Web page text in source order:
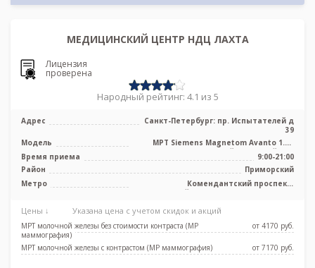
МЕДИЦИНСКИЙ ЦЕНТР НДЦ ЛАХТА
Лицензия
проверена
Народный рейтинг: 4.1 из 5
Адрес
Санкт-Петербург: пр. Испытателей д
39
Модель
МРТ Siemens Magnetom Avanto 1.5T
высокопольный закрытый тип
Время приема
9:00-21:00
Район
Приморский
Метро
Комендантский проспект,
Крестовский остров, Старая Деревня,
Цены ↓ Указана цена с учетом скидок и акций
МРТ молочной железы без стоимости контраста (МР
маммография)
от 4170 pуб.
МРТ молочной железы с контрастом (МР маммография) от 7170 pуб.